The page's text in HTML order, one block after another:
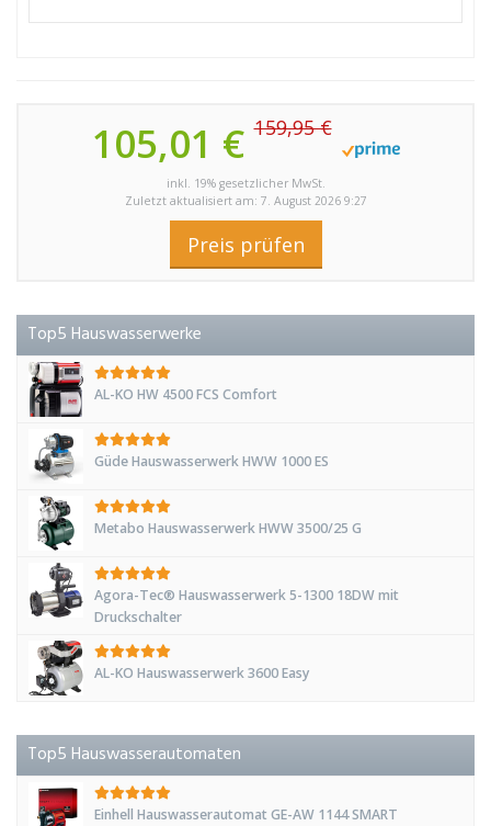
105,01 €159,95 €
inkl. 19% gesetzlicher MwSt.
Zuletzt aktualisiert am: 7. August 2026 9:27
Preis prüfen
Top5 Hauswasserwerke
AL-KO HW 4500 FCS Comfort
Güde Hauswasserwerk HWW 1000 ES
Metabo Hauswasserwerk HWW 3500/25 G
Agora-Tec® Hauswasserwerk 5-1300 18DW mit
Druckschalter
AL-KO Hauswasserwerk 3600 Easy
Top5 Hauswasserautomaten
Einhell Hauswasserautomat GE-AW 1144 SMART